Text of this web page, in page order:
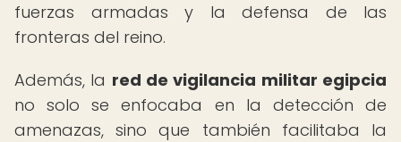
fuerzas armadas y la defensa de las
fronteras del reino.
Además, la red de vigilancia militar egipcia
no solo se enfocaba en la detección de
amenazas, sino que también facilitaba la